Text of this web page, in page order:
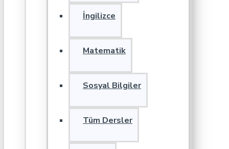
İngilizce
Matematik
Sosyal Bilgiler
Tüm Dersler